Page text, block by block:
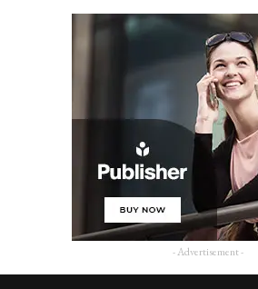
- Advertisement -